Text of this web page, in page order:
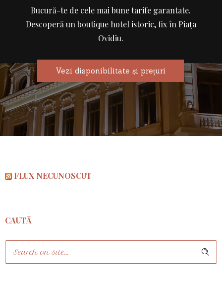
Vezi disponibilitate și prețuri
Bucură-te de cele mai bune tarife garantate.
Descoperă un boutique hotel istoric, fix în Piața
Ovidiu.
FLUX NECUNOSCUT
CAUTĂ